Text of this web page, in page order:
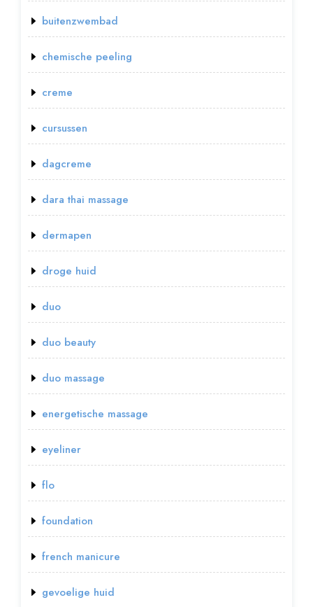
buitenzwembad
chemische peeling
creme
cursussen
dagcreme
dara thai massage
dermapen
droge huid
duo
duo beauty
duo massage
energetische massage
eyeliner
flo
foundation
french manicure
gevoelige huid